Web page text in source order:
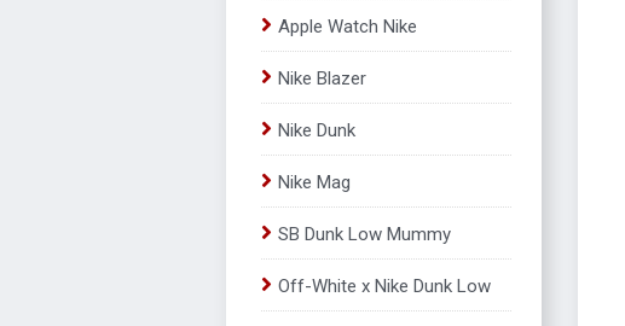
Apple Watch Nike
Nike Blazer
Nike Dunk
Nike Mag
SB Dunk Low Mummy
Off-White x Nike Dunk Low